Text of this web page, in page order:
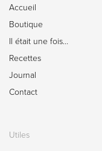
Accueil
Boutique
Il était une fois…
Recettes
Journal
Contact
Utiles